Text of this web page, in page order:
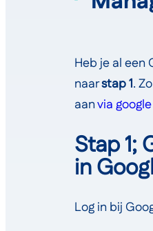
Heb je al een
naarstap 1.
aanvia
Stap 1;
in
Log in bij